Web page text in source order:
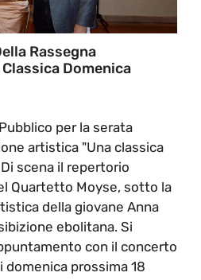
Rassegna
Domenica
per la serata
artistica "Una classica
scena il repertorio
Quartetto Moyse, sotto la
della giovane Anna
ebolitana. Si
con il concerto
domenica prossima 18